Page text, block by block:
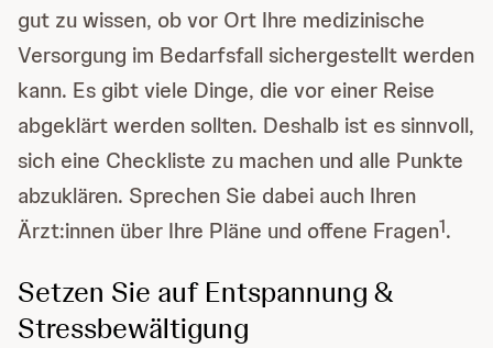
gut zu wissen, ob vor Ort Ihre medizinische
Versorgung im Bedarfsfall sichergestellt werden
kann. Es gibt viele Dinge, die vor einer Reise
abgeklärt werden sollten. Deshalb ist es sinnvoll,
sich eine Checkliste zu machen und alle Punkte
abzuklären. Sprechen Sie dabei auch Ihren
Ärzt:innen über Ihre Pläne und offene Fragen1.
Setzen Sie auf Entspannung &
Stressbewältigung